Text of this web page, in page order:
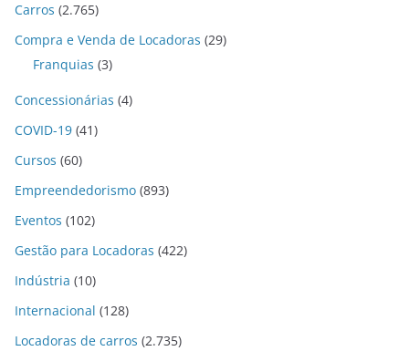
Carros (2.765)
Compra e Venda de Locadoras (29)
Franquias (3)
Concessionárias (4)
COVID-19 (41)
Cursos (60)
Empreendedorismo (893)
Eventos (102)
Gestão para Locadoras (422)
Indústria (10)
Internacional (128)
Locadoras de carros (2.735)